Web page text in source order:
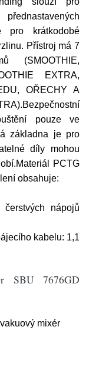
pro krátkodobé
Přístroj má 7
(SMOOTHIE,
EXTRA,
OŘECHY A
pouze ve
základna je pro
díly mohou
PCTG
obsahuje:
nápojů
kabelu: 1,1
SBU 7676GD
mixér